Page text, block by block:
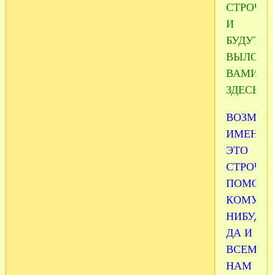
И
БУДУТ
ВАМИ
ЗДЕСЬ
ЭТО
КОМУ
НИБУДЬ
ДА И
ВСЕМ
НАМ